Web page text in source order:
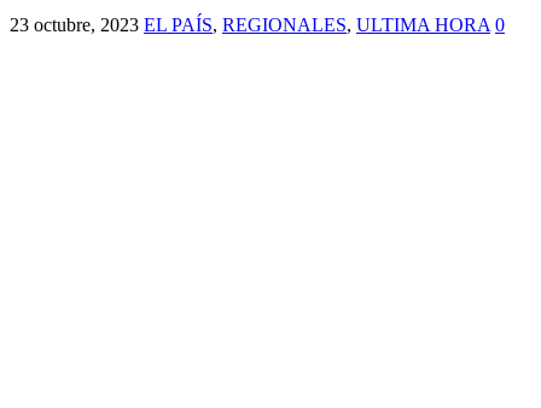
23 octubre, 2023 EL PAÍS, REGIONALES, ULTIMA HORA 0